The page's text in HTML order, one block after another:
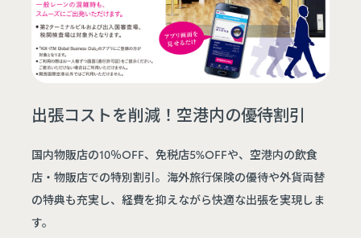
出張コストを削減！空港内の優待割引
国内物販店の10％OFF、免税店5%OFFや、空港内の飲食
店・物販店での特別割引。海外旅行保険の優待や外貨両替
の特典も充実し、経費を抑えながら快適な出張を実現しま
す。